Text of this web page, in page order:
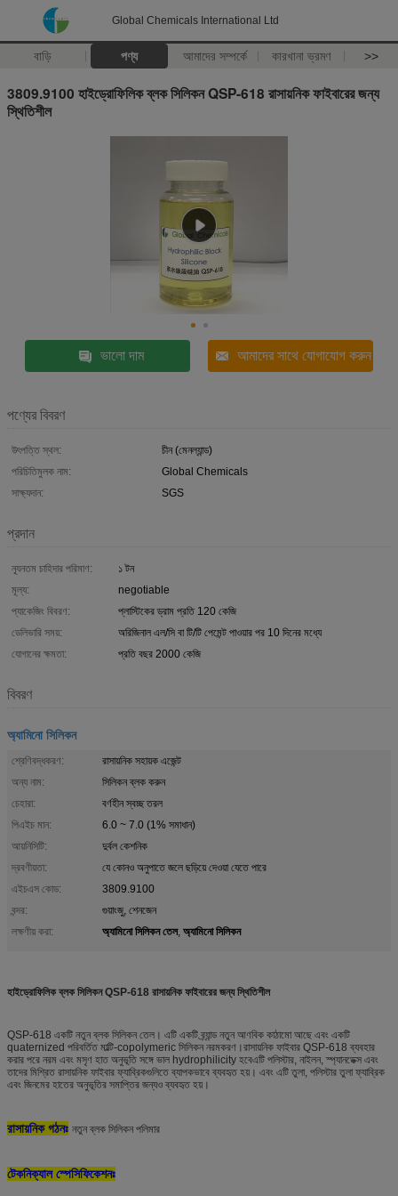
Global Chemicals International Ltd
বাড়ি পণ্য আমাদের সম্পর্কে কারখানা ভ্রমণ >>
3809.9100 হাইড্রোফিলিক ব্লক সিলিকন QSP-618 রাসায়নিক ফাইবারের জন্য
স্থিতিশীল
ভালো দাম আমাদের সাথে যোগাযোগ করুন
পণ্যের বিবরণ
উৎপত্তি স্থল:
চীন (মেনল্যান্ড)
পরিচিতিমুলক নাম:
Global Chemicals
সাক্ষ্যদান:
SGS
প্রদান
ন্যূনতম চাহিদার পরিমাণ:
১ টন
মূল্য:
negotiable
প্যাকেজিং বিবরণ:
প্লাস্টিকের ড্রাম প্রতি 120 কেজি
ডেলিভারি সময়:
অরিজিনাল এল/সি বা টি/টি পেমেন্ট পাওয়ার পর 10 দিনের মধ্যে
যোগানের ক্ষমতা:
প্রতি বছর 2000 কেজি
বিবরণ
অ্যামিনো সিলিকন
শ্রেণিবদ্ধকরণ:
রাসায়নিক সহায়ক এজেন্ট
অন্য নাম:
সিলিকন ব্লক করুন
চেহারা:
বর্ণহীন স্বচ্ছ তরল
পিএইচ মান:
6.0 ~ 7.0 (1% সমাধান)
আয়নিসিটি:
দুর্বল কেশনিক
দ্রবণীয়তা:
যে কোনও অনুপাতে জলে ছড়িয়ে দেওয়া যেতে পারে
এইচএস কোড:
3809.9100
বন্দর:
গুয়াংজু, শেনজেন
লক্ষণীয় করা:
অ্যামিনো সিলিকন তেল, অ্যামিনো সিলিকন
হাইড্রোফিলিক ব্লক সিলিকন QSP-618 রাসায়নিক ফাইবারের জন্য স্থিতিশীল
QSP-618 একটি নতুন ব্লক সিলিকন তেল। এটি একটি ব্র্যান্ড নতুন আণবিক কাঠামো আছে এবং একটি
quaternized পরিবর্তিত মাল্টি-copolymeric সিলিকন নরমকরণ।রাসায়নিক ফাইবার QSP-618 ব্যবহার
করার পরে নরম এবং মসৃণ হাত অনুভূতি সঙ্গে ভাল hydrophilicity হবেএটি পলিস্টার, নাইলন, স্প্যানডেক্স এবং
তাদের মিশ্রিত রাসায়নিক ফাইবার ফ্যাব্রিকগুলিতে ব্যাপকভাবে ব্যবহৃত হয়। এবং এটি তুলা, পলিস্টার তুলা ফ্যাব্রিক
এবং জিনমের হাতের অনুভূতির সমাপ্তির জন্যও ব্যবহৃত হয়।
রাসায়নিক গঠনঃ নতুন ব্লক সিলিকন পলিমার
টেকনিক্যাল স্পেসিফিকেশনঃ